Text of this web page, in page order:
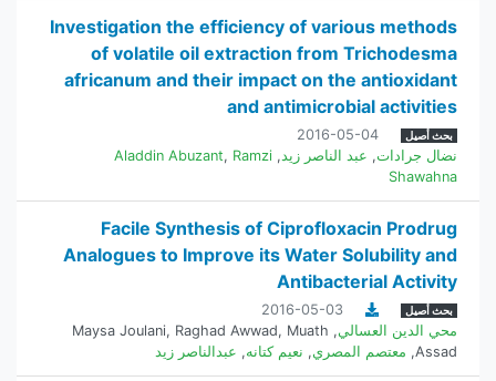
Investigation the efficiency of various methods
of volatile oil extraction from Trichodesma
africanum and their impact on the antioxidant
and antimicrobial activities
بحث أصيل
2016-05-04
نضال جرادات, عبد الناصر زيد,
Aladdin Abuzant, Ramzi
Shawahna
Facile Synthesis of Ciprofloxacin Prodrug
Analogues to Improve its Water Solubility and
Antibacterial Activity
بحث أصيل
2016-05-03
محي الدين العسالي,
Maysa Joulani, Raghad Awwad, Muath
Assad
, معتصم المصري, نعيم كتانه, عبدالناصر زيد